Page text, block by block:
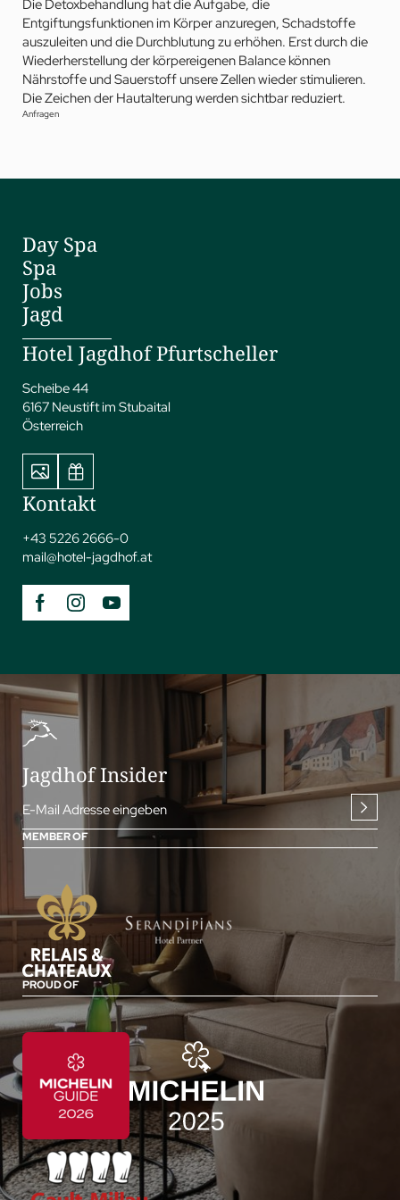
Die Detoxbehandlung hat die Aufgabe, die
Entgiftungsfunktionen im Körper anzuregen, Schadstoffe
auszuleiten und die Durchblutung zu erhöhen. Erst durch die
Wiederherstellung der körpereigenen Balance können
Nährstoffe und Sauerstoff unsere Zellen wieder stimulieren.
Die Zeichen der Hautalterung werden sichtbar reduziert.
Anfragen
Day Spa
Spa
Jobs
Jagd
Hotel Jagdhof Pfurtscheller
Scheibe 44
6167 Neustift im Stubaital
Österreich
Kontakt
+43 5226 2666-0
mail@hotel-jagdhof.at
Jagdhof Insider
E-Mail Adresse eingeben
MEMBER OF
PROUD OF